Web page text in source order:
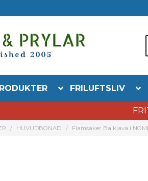
FRILUFTSLIV
HUVUDBONAD Flamsäker Balklava i